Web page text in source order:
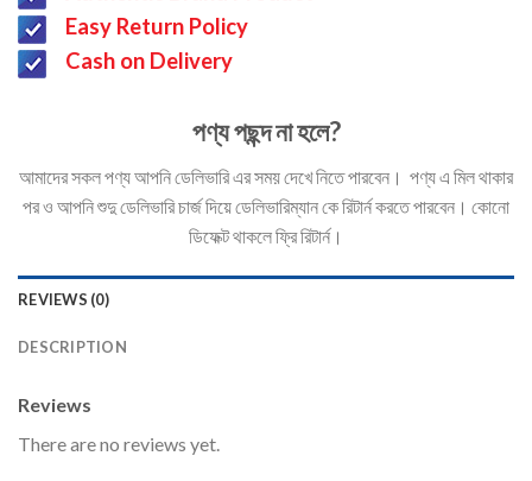
Easy Return Policy
Cash on Delivery
পণ্য পছন্দ না হলে?
আমাদের সকল পণ্য আপনি ডেলিভারি এর সময় দেখে নিতে পারবেন। পণ্য এ মিল থাকার
পর ও আপনি শুদু ডেলিভারি চার্জ দিয়ে ডেলিভারিম্যান কে রিটার্ন করতে পারবেন। কোনো
ডিফেক্ট থাকলে ফ্রি রিটার্ন।
REVIEWS (0)
DESCRIPTION
Reviews
There are no reviews yet.